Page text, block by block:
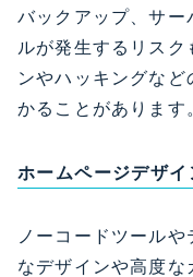
バックアップ、サー
ルが発生するリス
ンやハッキングな
かることがあります
ホームページデザイ
ノーコードツール
なデザインや高度な